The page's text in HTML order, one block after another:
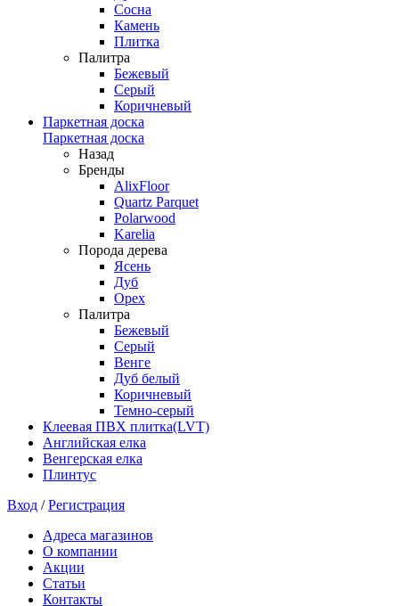
Сосна
Камень
Плитка
Палитра
Бежевый
Серый
Коричневый
Паркетная доска
Паркетная доска
Назад
Бренды
AlixFloor
Quartz Parquet
Polarwood
Karelia
Порода дерева
Ясень
Дуб
Орех
Палитра
Бежевый
Серый
Венге
Дуб белый
Коричневый
Темно-серый
Клеевая ПВХ плитка(LVT)
Английская елка
Венгерская елка
Плинтус
Вход /Регистрация
Адреса магазинов
О компании
Акции
Статьи
Контакты